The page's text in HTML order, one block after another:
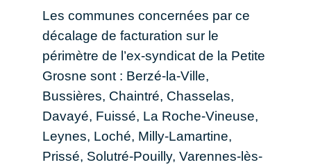
Les communes concernées par ce
décalage de facturation sur le
périmètre de l’ex-syndicat de la Petite
Grosne sont : Berzé-la-Ville,
Bussières, Chaintré, Chasselas,
Davayé, Fuissé, La Roche-Vineuse,
Leynes, Loché, Milly-Lamartine,
Prissé, Solutré-Pouilly, Varennes-lès-